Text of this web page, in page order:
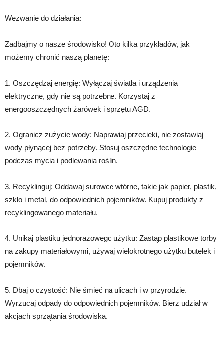
Wezwanie do działania:
Zadbajmy o nasze środowisko! Oto kilka przykładów, jak
możemy chronić naszą planetę:
1. Oszczędzaj energię: Wyłączaj światła i urządzenia
elektryczne, gdy nie są potrzebne. Korzystaj z
energooszczędnych żarówek i sprzętu AGD.
2. Ogranicz zużycie wody: Naprawiaj przecieki, nie zostawiaj
wody płynącej bez potrzeby. Stosuj oszczędne technologie
podczas mycia i podlewania roślin.
3. Recyklinguj: Oddawaj surowce wtórne, takie jak papier, plastik,
szkło i metal, do odpowiednich pojemników. Kupuj produkty z
recyklingowanego materiału.
4. Unikaj plastiku jednorazowego użytku: Zastąp plastikowe torby
na zakupy materiałowymi, używaj wielokrotnego użytku butelek i
pojemników.
5. Dbaj o czystość: Nie śmieć na ulicach i w przyrodzie.
Wyrzucaj odpady do odpowiednich pojemników. Bierz udział w
akcjach sprzątania środowiska.